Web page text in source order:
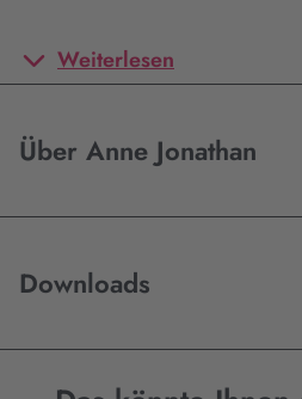
Weiterlesen
Über Anne Jonathan
Downloads